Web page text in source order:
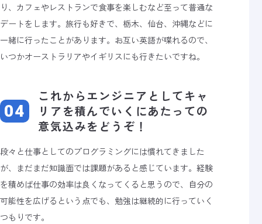
り、カフェやレストランで食事を楽しむなど至って普通な
デートをします。旅行も好きで、栃木、仙台、沖縄などに
一緒に行ったことがあります。お互い英語が喋れるので、
いつかオーストラリアやイギリスにも行きたいですね。
これからエンジニアとしてキャ
リアを積んでいくにあたっての
意気込みをどうぞ！
段々と仕事としてのプログラミングには慣れてきました
が、まだまだ知識面では課題があると感じています。経験
を積めば仕事の効率は良くなってくると思うので、自分の
可能性を広げるという点でも、勉強は継続的に行っていく
つもりです。